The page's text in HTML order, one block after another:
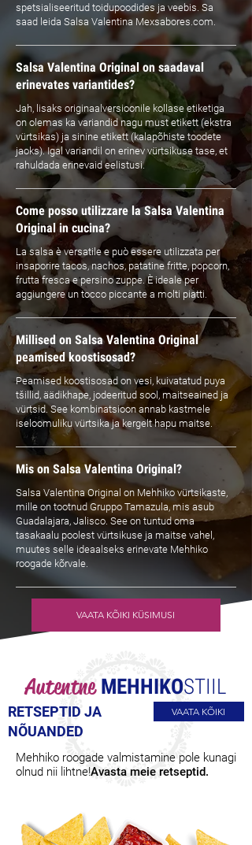
spetsialiseeritud toidupoodides ja veebis. Sa
saad leida Salsa Valentina Mexsabores.com.
Salsa Valentina Original on saadaval
erinevates variantides?
Jah, lisaks originaalversioonile kollase etiketiga
on olemas ka variandid nagu must etikett (ekstra
vürtsikas) ja sinine etikett (kalapõhiste toodete
jaoks). Igal variandil on erinev vürtsikuse tase, et
rahuldada erinevaid eelistusi.
Come posso utilizzare la Salsa Valentina
Original in cucina?
La salsa è versatile e può essere utilizzata per
insaporire tacos, nachos, patatine fritte, popcorn,
frutta fresca e persino zuppe. È ideale per
aggiungere un tocco piccante a molti piatti.
Millised on Salsa Valentina Original
peamised koostisosad?
Peamised koostisosad on vesi, kuivatatud puya
tšillid, äädikhape, jodeeritud sool, maitseained ja
vürtsid. See kombinatsioon annab kastmele
iseloomuliku vürtsika ja kergelt hapu maitse.
Mis on Salsa Valentina Original?
Salsa Valentina Original on Mehhiko vürtsikaste,
mille on tootnud Gruppo Tamazula, mis asub
Guadalajara, Jalisco. See on tuntud oma
tasakaalu poolest vürtsikuse ja maitse vahel,
muutes selle ideaalseks erinevate Mehhiko
roogade kõrvale.
VAATA KÕIKI KÜSIMUSI
AutentneMEHHIKOSTIIL
RETSEPTID JA
NÕUANDED
VAATA KÕIKI
Mehhiko roogade valmistamine pole kunagi
olnud nii lihtne!Avasta meie retseptid.